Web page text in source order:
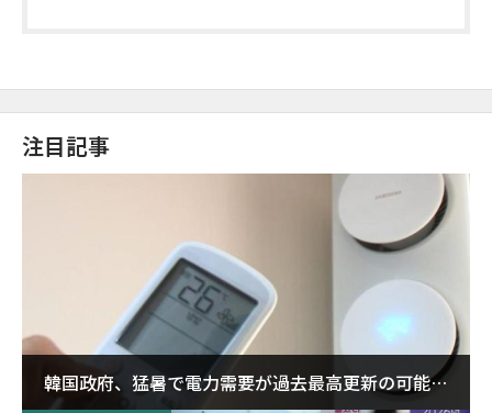
注目記事
韓国政府、猛暑で電力需要が過去最高更新の可能性